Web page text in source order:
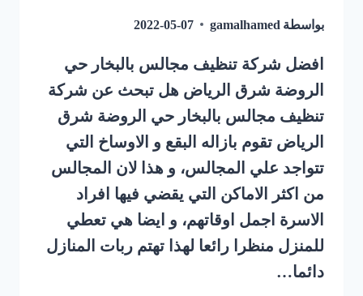
بواسطة gamalhamed
2022-05-07
افضل شركة تنظيف مجالس بالبخار حي
الروضة شرق الرياض هل تبحث عن شركة
تنظيف مجالس بالبخار حي الروضة شرق
الرياض تقوم بازاله البقع و الاوساخ التي
تتواجد علي المجالس، و هذا لان المجالس
من اكثر الاماكن التي يقضي فيها افراد
الاسرة اجمل اوقاتهم، و ايضا هي تعطي
للمنزل منظرا رائعا لهذا تهتم ربات المنازل
دائما…